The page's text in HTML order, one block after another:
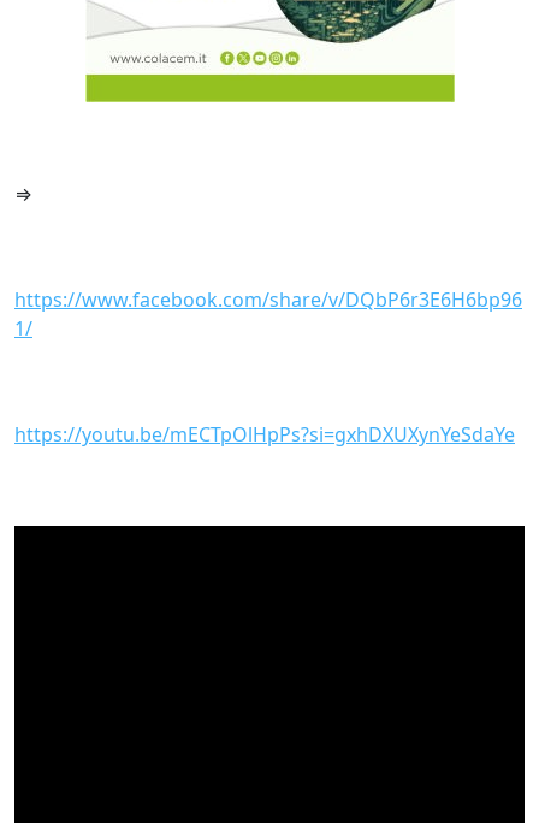
⇒
https://www.facebook.com/share/v/DQbP6r3E6H6bp96
1/
https://youtu.be/mECTpOlHpPs?si=gxhDXUXynYeSdaYe